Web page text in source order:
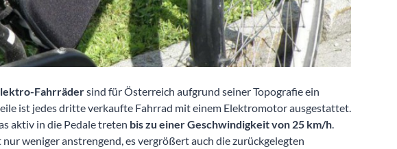
Fahrrädersind für Österreich aufgrund seiner Topografie ein
ist jedes dritte verkaufte Fahrrad mit einem Elektromotor ausgestattet.
aktiv in die Pedale treten bis zu einer Geschwindigkeit von 25 km/h.
weniger anstrengend, es vergrößert auch die zurückgelegten